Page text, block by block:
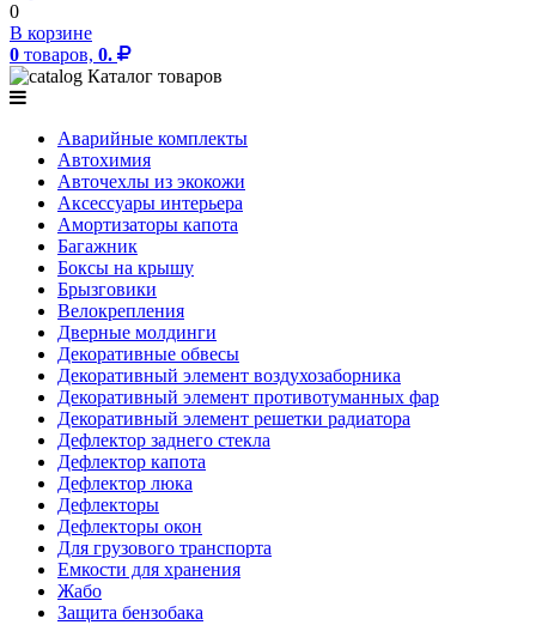
0
В корзине
0 товаров, 0.
Каталог товаров
Аварийные комплекты
Автохимия
Авточехлы из экокожи
Аксессуары интерьера
Амортизаторы капота
Багажник
Боксы на крышу
Брызговики
Велокрепления
Дверные молдинги
Декоративные обвесы
Декоративный элемент воздухозаборника
Декоративный элемент противотуманных фар
Декоративный элемент решетки радиатора
Дефлектор заднего стекла
Дефлектор капота
Дефлектор люка
Дефлекторы
Дефлекторы окон
Для грузового транспорта
Емкости для хранения
Жабо
Защита бензобака